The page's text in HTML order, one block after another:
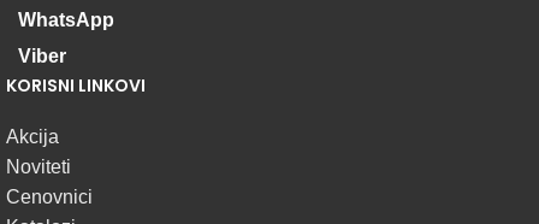
WhatsApp
Viber
KORISNI LINKOVI
Akcija
Noviteti
Cenovnici